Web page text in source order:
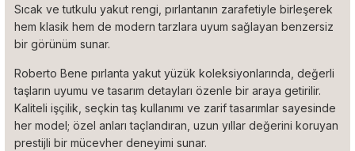
Sıcak ve tutkulu yakut rengi, pırlantanın zarafetiyle birleşerek
hem klasik hem de modern tarzlara uyum sağlayan benzersiz
bir görünüm sunar.
Roberto Bene pırlanta yakut yüzük koleksiyonlarında, değerli
taşların uyumu ve tasarım detayları özenle bir araya getirilir.
Kaliteli işçilik, seçkin taş kullanımı ve zarif tasarımlar sayesinde
her model; özel anları taçlandıran, uzun yıllar değerini koruyan
prestijli bir mücevher deneyimi sunar.